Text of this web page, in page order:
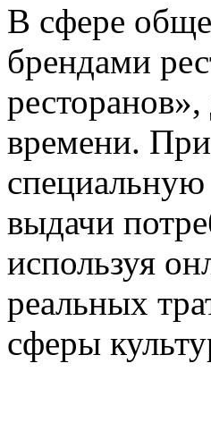
В сфере
брендами
времени.
выдачи
используя
реальных
сферы